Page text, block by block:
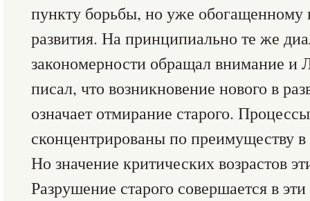
пункту борьбы, но уже обогащенному
развития. На принципиально те же
закономерности обращал внимание и
писал, что возникновение нового в
означает отмирание старого.
сконцентрированы по преимуществу в
Но значение критических возрастов
Разрушение старого совершается в